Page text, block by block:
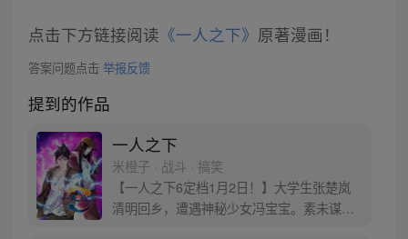
点击下方链接阅读 《一人之下》 原著漫画！
答案问题点击 举报反馈
提到的作品
一人之下
米橙子 · 战斗 · 搞笑
【一人之下6定档1月2日！】大学生张楚岚
清明回乡，遭遇神秘少女冯宝宝。素未谋面